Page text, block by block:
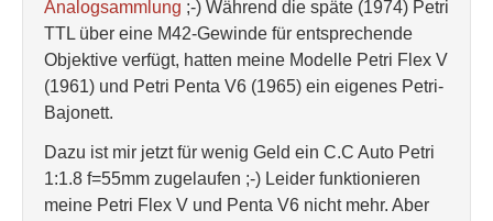
Analogsammlung ;-) Während die späte (1974) Petri
TTL über eine M42-Gewinde für entsprechende
Objektive verfügt, hatten meine Modelle Petri Flex V
(1961) und Petri Penta V6 (1965) ein eigenes Petri-
Bajonett.
Dazu ist mir jetzt für wenig Geld ein C.C Auto Petri
1:1.8 f=55mm zugelaufen ;-) Leider funktionieren
meine Petri Flex V und Penta V6 nicht mehr. Aber